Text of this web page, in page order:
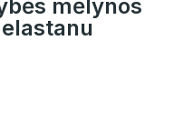
mėlynos